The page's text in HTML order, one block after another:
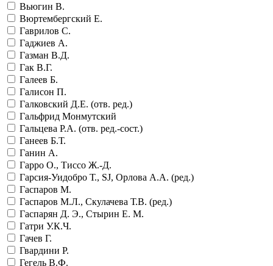
Вьюгин В.
Вюртембергский Е.
Гаврилов С.
Гаджиев А.
Газман В.Д.
Гак В.Г.
Галеев Б.
Галисон П.
Галковский Д.Е. (отв. ред.)
Гальфрид Монмутский
Гальцева Р.А. (отв. ред.-сост.)
Ганеев Б.Т.
Ганин А.
Гарро О., Тиссо Ж.-Д.
Гарсия-Уидобро Т., SJ, Орлова А.А. (ред.)
Гаспаров М.
Гаспаров М.Л., Скулачева Т.В. (ред.)
Гаспарян Д. Э., Стырин Е. М.
Гатри У.К.Ч.
Гачев Г.
Гвардини Р.
Гегель В.Ф.